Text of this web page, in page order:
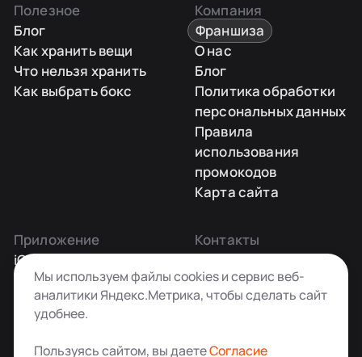
Полезное
Блог
Как хранить вещи
Что нельзя хранить
Как выбрать бокс
Компания
Франшиза
О нас
Блог
Политика обработки
персональных данных
Правила
использования
промокодов
Карта сайта
Приложение
iOS
Android
Контакты
Заказать звонок
+7 495 181-55-45
info@kladovkin.ru
Мы используем файлы cookies и сервис веб-
аналитики Яндекс.Метрика, чтобы сделать сайт
удобнее.
Пользуясь сайтом, вы даетеСогласие